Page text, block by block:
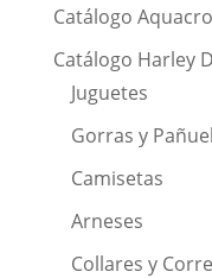
Catálogo
Catálogo Harley
Juguetes
Gorras y
Camisetas
Arneses
Collares y